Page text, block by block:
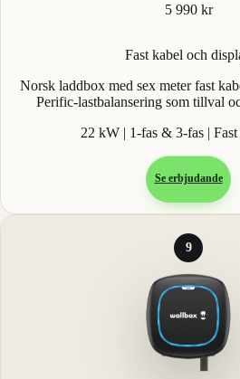
5 990 kr
Fast kabel och
Norsk laddbox med sex meter fast
Perific-lastbalansering som tillval
22 kW | 1-fas & 3-fas |
Se erbjudande
9